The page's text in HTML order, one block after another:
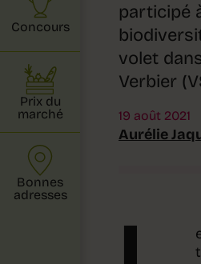
participé
volet
Verbier
19 août 2021
Aurélie
Concours
Prix du
marché
Bonnes
adresses